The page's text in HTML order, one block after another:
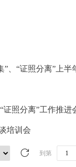
证照分离”工作推进
培训会
到第